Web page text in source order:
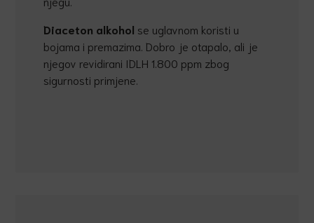
Diaceton alkohol se uglavnom koristi u
bojama i premazima. Dobro je otapalo, ali je
njegov revidirani IDLH 1.800 ppm zbog
sigurnosti primjene.